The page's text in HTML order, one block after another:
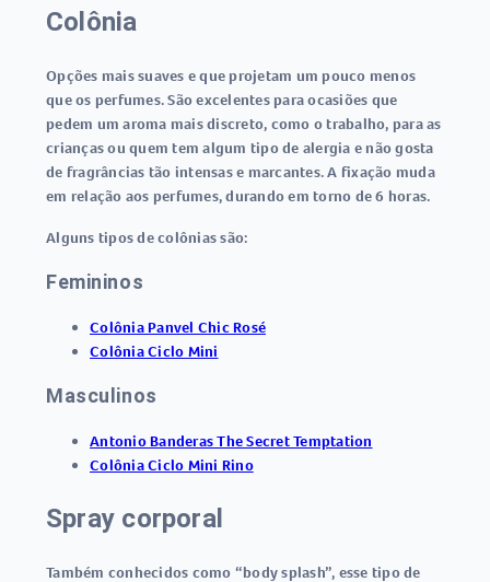
Colônia
Opções mais suaves e que projetam um pouco menos
que os perfumes. São excelentes para ocasiões que
pedem um aroma mais discreto, como o trabalho, para as
crianças ou quem tem algum tipo de alergia e não gosta
de fragrâncias tão intensas e marcantes. A fixação muda
em relação aos perfumes, durando em torno de 6 horas.
Alguns tipos de colônias são:
Femininos
Colônia Panvel Chic Rosé
Colônia Ciclo Mini
Masculinos
Antonio Banderas The Secret Temptation
Colônia Ciclo Mini Rino
Spray corporal
Também conhecidos como “body splash”, esse tipo de